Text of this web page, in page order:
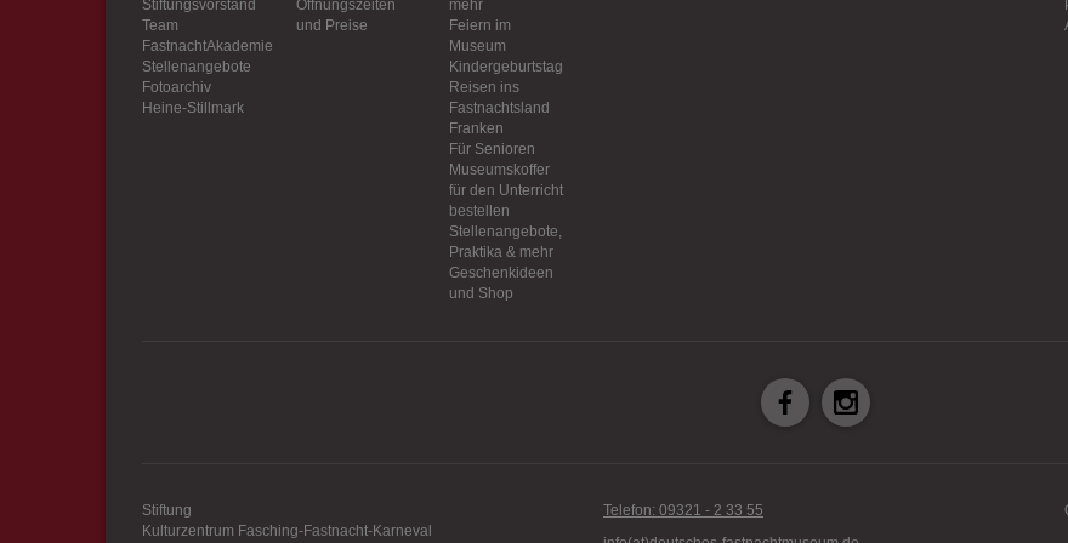
Optional sind externe Inhalte auf den Seiten dieser Website eingebunden. Das können
sein oder auch Anwendungen einer externen Website.
Stiftungsvorstand
Team
FastnachtAkademie
Stellenangebote
Fotoarchiv
Heine-Stillmark
Öffnungszeiten
und Preise
mehr
Feiern im
Museum
Kindergeburtstag
Reisen ins
Fastnachtsland
Franken
Für Senioren
Museumskoffer
für den Unterricht
bestellen
Stellenangebote,
Praktika & mehr
Geschenkideen
und Shop
Stiftung
Kulturzentrum Fasching-Fastnacht-Karneval
Telefon: 09321 - 2 33 55